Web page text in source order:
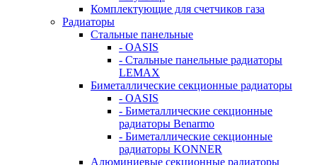
Комплектующие для счетчиков газа
Радиаторы
Стальные панельные
- OASIS
- Стальные панельные радиаторы
LEMAX
Биметаллические секционные радиаторы
- OASIS
- Биметаллические секционные
радиаторы Benarmo
- Биметаллические секционные
радиаторы KONNER
Алюминиевые секционные радиаторы